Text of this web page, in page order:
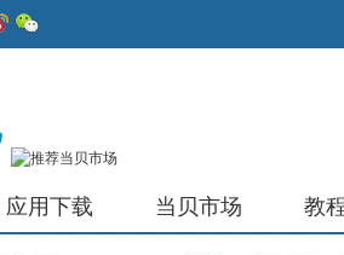
应用下载 当贝市场 教